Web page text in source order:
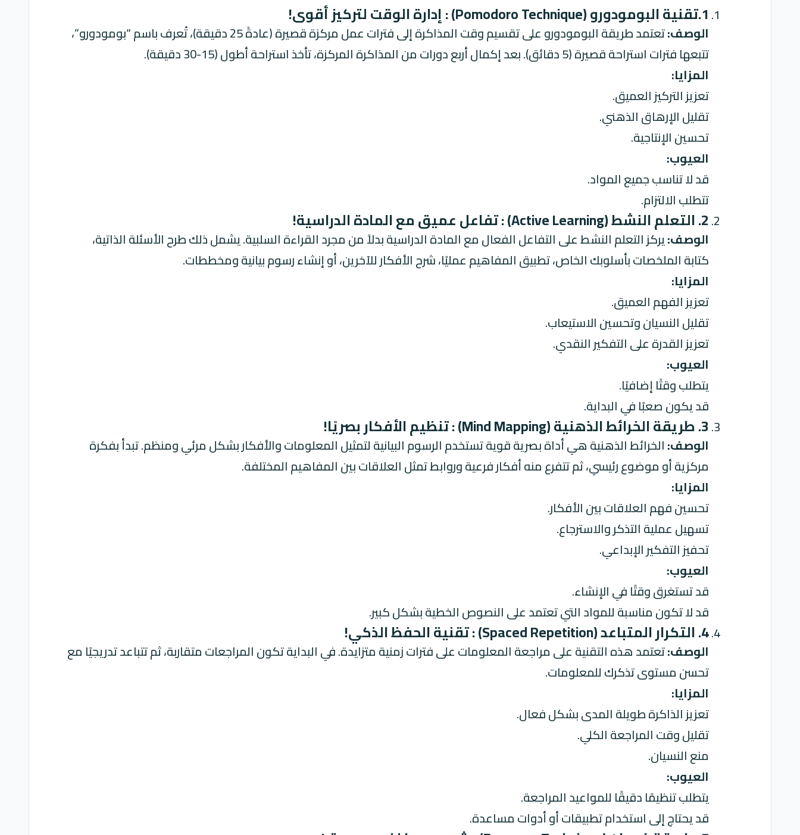
1.تقنية البومودورو (Pomodoro Technique) : إدارة الوقت لتركيز أقوى!
الوصف:
تعتمد طريقة البومودورو على تقسيم وقت المذاكرة إلى فترات عمل مركزة قصيرة (عادةً 25 دقيقة)، تُعرف باسم “بومودورو”،
تتبعها فترات استراحة قصيرة (5 دقائق). بعد إكمال أربع دورات من المذاكرة المركزة، تأخذ استراحة أطول (15-30 دقيقة).
المزايا:
تعزيز التركيز العميق.
تقليل الإرهاق الذهني.
تحسين الإنتاجية.
العيوب:
قد لا تناسب جميع المواد.
تتطلب الالتزام.
2. التعلم النشط (Active Learning) : تفاعل عميق مع المادة الدراسية!
الوصف:يركز التعلم النشط على التفاعل الفعال مع المادة الدراسية بدلاً من مجرد القراءة السلبية. يشمل ذلك طرح الأسئلة الذاتية،
كتابة الملخصات بأسلوبك الخاص، تطبيق المفاهيم عمليًا، شرح الأفكار للآخرين، أو إنشاء رسوم بيانية ومخططات.
المزايا:
تعزيز الفهم العميق.
تقليل النسيان وتحسين الاستيعاب.
تعزيز القدرة على التفكير النقدي.
العيوب:
يتطلب وقتًا إضافيًا.
قد يكون صعبًا في البداية.
3. طريقة الخرائط الذهنية (Mind Mapping) : تنظيم الأفكار بصريًا!
الوصف:الخرائط الذهنية هي أداة بصرية قوية تستخدم الرسوم البيانية لتمثيل المعلومات والأفكار بشكل مرئي ومنظم. تبدأ بفكرة
مركزية أو موضوع رئيسي، ثم تتفرع منه أفكار فرعية وروابط تمثل العلاقات بين المفاهيم المختلفة.
المزايا:
تحسين فهم العلاقات بين الأفكار.
تسهيل عملية التذكر والاسترجاع.
تحفيز التفكير الإبداعي.
العيوب:
قد تستغرق وقتًا في الإنشاء.
قد لا تكون مناسبة للمواد التي تعتمد على النصوص الخطية بشكل كبير.
4. التكرار المتباعد (Spaced Repetition) : تقنية الحفظ الذكي!
الوصف:تعتمد هذه التقنية على مراجعة المعلومات على فترات زمنية متزايدة. في البداية تكون المراجعات متقاربة، ثم تتباعد تدريجيًا مع
تحسن مستوى تذكرك للمعلومات.
المزايا:
تعزيز الذاكرة طويلة المدى بشكل فعال.
تقليل وقت المراجعة الكلي.
منع النسيان.
العيوب:
يتطلب تنظيمًا دقيقًا للمواعيد المراجعة.
قد يحتاج إلى استخدام تطبيقات أو أدوات مساعدة.